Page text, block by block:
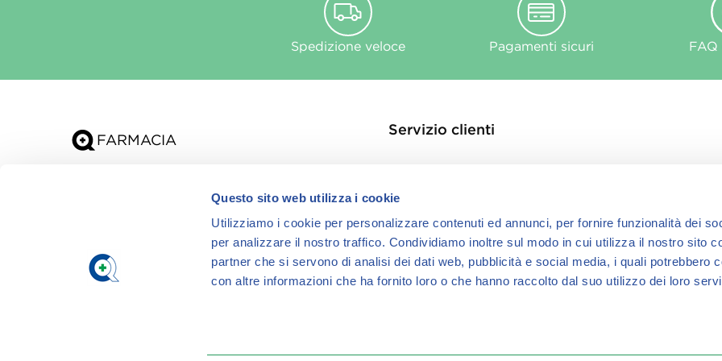
Questo sito web utilizza i cookie
Utilizziamo i cookie per personalizzare contenuti ed annunci, per fornire funzionalità dei
per analizzare il nostro traffico. Condividiamo inoltre sul modo in cui utilizza il nostro sito
partner che si servono di analisi dei dati web, pubblicità e social media, i quali potrebbero
con altre informazioni che ha fornito loro o che hanno raccolto dal suo utilizzo dei loro
Spedizione veloce Pagamenti sicuri FAQ
Servizio clienti
Cookie
informativa